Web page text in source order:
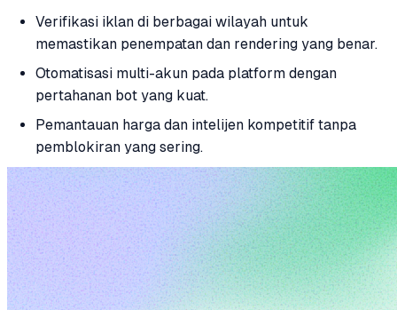
Verifikasi iklan di berbagai wilayah untuk
memastikan penempatan dan rendering yang benar.
Otomatisasi multi-akun pada platform dengan
pertahanan bot yang kuat.
Pemantauan harga dan intelijen kompetitif tanpa
pemblokiran yang sering.